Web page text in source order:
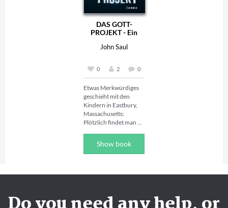
begleitete Dr. John H.
Watson seinen Freund
Sherlock Holmes bei
Beginnend mit den
das 20. Jahrhundert
hineinragend, stellte
Holmes seinen Status
als brillantester und
Detektiv der Welt
dieser gewissenhaft
Abenteuern von
wohin er von Dr.
Loomis, seinem
behandelnden
Psychiater, verfolgt
überzeugt davon, dass
Bösen ist – und dass er
zurückgekehrt ist, um
das Entsetzliche zu
vollenden, was er
begonnen hat...
John Carpenters
des sogenannten
Jahre, was ihn zu
DAS GOTT-
PROJEKT - Ein
John Saul
0 2 0
Etwas Merkwürdiges
geschieht mit den
Kindern in Eastbury,
Massachusetts:
Plötzlich findet man
Bettchen. Eine kalte
der Stadt, denn etwas
anderen...
Show book